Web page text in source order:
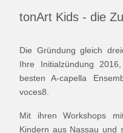
tonArt Kids - die
Die Gründung gleich
Ihre Initialzündung
besten A-capella
voces8.
Mit ihren Workshops
Kindern aus Nassau und